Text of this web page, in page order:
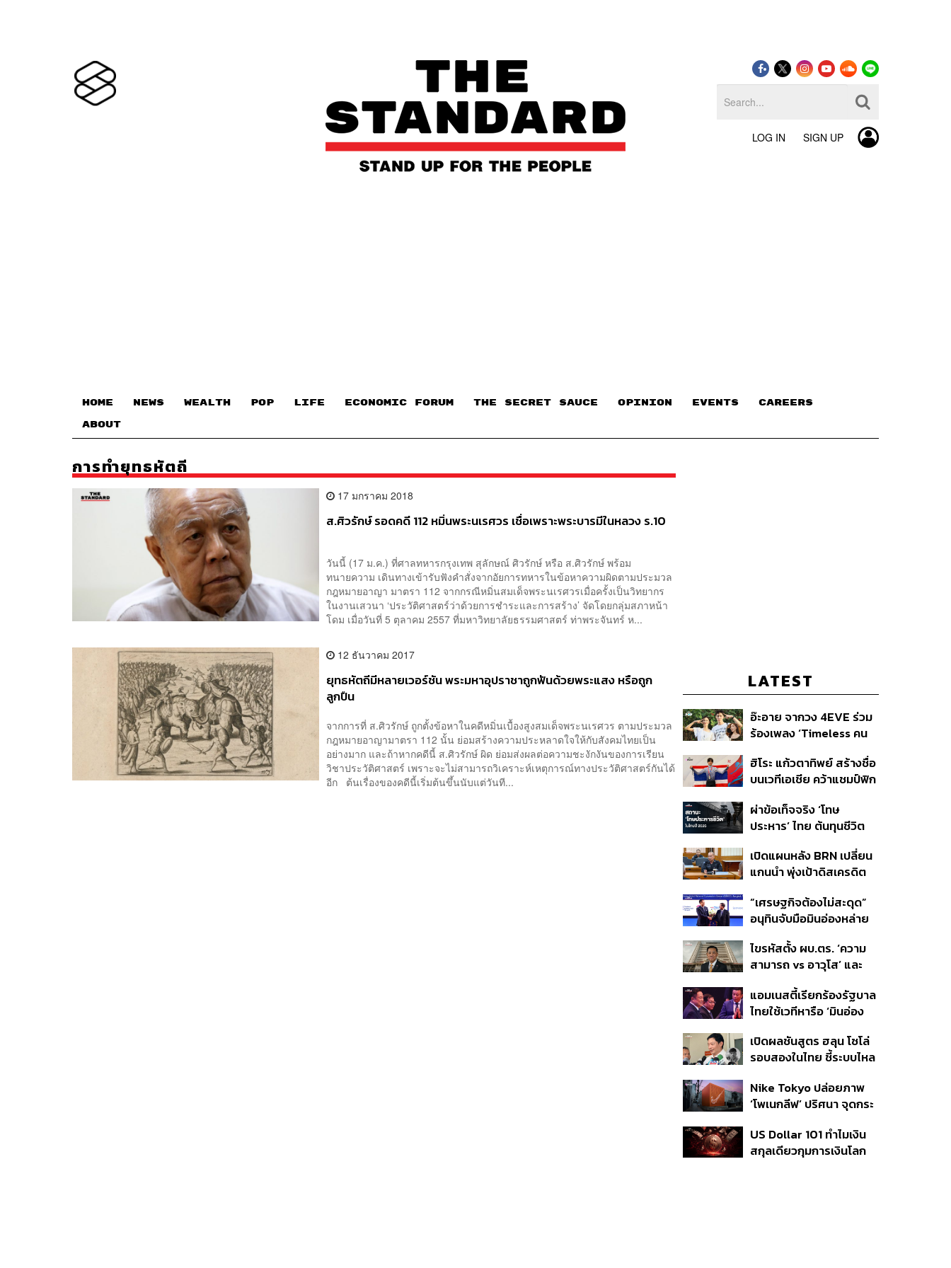
LOG IN SIGN UP
HOME NEWS WEALTH POP LIFE ECONOMIC FORUM THE SECRET SAUCE​ OPINION EVENTS CAREERS
ABOUT
การทำยุทธหัตถี
17 มกราคม 2018
ส.ศิวรักษ์ รอดคดี 112 หมิ่นพระนเรศวร เชื่อเพราะพระบารมีในหลวง ร.10
วันนี้ (17 ม.ค.) ที่ศาลทหารกรุงเทพ สุลักษณ์ ศิวรักษ์ หรือ ส.ศิวรักษ์ พร้อม
ทนายความ เดินทางเข้ารับฟังคำสั่งจากอัยการทหารในข้อหาความผิดตามประมวล
กฎหมายอาญา มาตรา 112 จากกรณีหมิ่นสมเด็จพระนเรศวรเมื่อครั้งเป็นวิทยากร
ในงานเสวนา ‘ประวัติศาสตร์ว่าด้วยการชำระและการสร้าง’ จัดโดยกลุ่มสภาหน้า
โดม เมื่อวันที่ 5 ตุลาคม 2557 ที่มหาวิทยาลัยธรรมศาสตร์ ท่าพระจันทร์ ห...
12 ธันวาคม 2017
ยุทธหัตถีมีหลายเวอร์ชัน พระมหาอุปราชาถูกฟันด้วยพระแสง หรือถูก
ลูกปืน
จากการที่ ส.ศิวรักษ์ ถูกตั้งข้อหาในคดีหมิ่นเบื้องสูงสมเด็จพระนเรศวร ตามประมวล
กฎหมายอาญามาตรา 112 นั้น ย่อมสร้างความประหลาดใจให้กับสังคมไทยเป็น
อย่างมาก และถ้าหากคดีนี้ ส.ศิวรักษ์ ผิด ย่อมส่งผลต่อความชะงักงันของการเรียน
วิชาประวัติศาสตร์ เพราะจะไม่สามารถวิเคราะห์เหตุการณ์ทางประวัติศาสตร์กันได้
อีก ต้นเรื่องของคดีนี้เริ่มต้นขึ้นนับแต่วันที...
LATEST
อ๊ะอาย จากวง 4EVE ร่วม
ร้องเพลง ‘Timeless คน
ภาพยนตร์ Her in Frame
ฮิโระ แก้วตาทิพย์ สร้างชื่อ
บนเวทีเอเชีย คว้าแชมป์ฟิก
Open
ผ่าข้อเท็จจริง ‘โทษ
ประหาร’ ไทย ต้นทุนชีวิต
เพื่อความปลอดภัยสังคม
เปิดแผนหลัง BRN เปลี่ยน
แกนนำ พุ่งเป้าดิสเครดิต
พร้อมระดมเงินบริจาค
สะพัดปีละ 2,000 ล้านบาท
“เศรษฐกิจต้องไม่สะดุด”
อนุทินจับมือมินอ่องหล่าย
ดอลลาร์ ผลักดันการค้า
ชายแดน
ไขรหัสตั้ง ผบ.ตร. ‘ความ
สามารถ vs อาวุโส’ และ
พล.ต.อ. เอก อังสนานนท์
แอมเนสตี้เรียกร้องรัฐบาล
ไทยใช้เวทีหารือ ‘มินอ่อง
ละเมิดสิทธิมนุษยชน
เปิดผลชันสูตร ฮลุน โซโล่
รอบสองในไทย ชี้ระบบไหล
ตรวจจากจอร์เจียก่อน
สรุปสาเหตุทางการ
Nike Tokyo ปล่อยภาพ
‘โพเนกลีฟ’ ปริศนา จุดกระ
US Dollar 101 ทำไมเงิน
สกุลเดียวกุมการเงินโลก